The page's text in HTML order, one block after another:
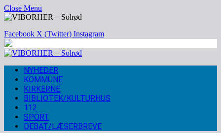
Close Menu
Facebook X (Twitter) Instagram
NYHEDER
KOMMUNE
KIRKERNE
BIBLIOTEK/KULTURHUS
112
SPORT
DEBAT/LÆSERBREVE